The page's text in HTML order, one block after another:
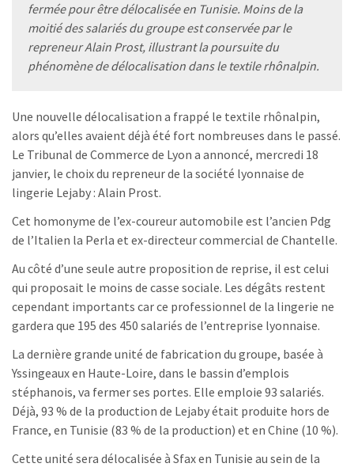
fermée pour être délocalisée en Tunisie. Moins de la
moitié des salariés du groupe est conservée par le
repreneur Alain Prost, illustrant la poursuite du
phénomène de délocalisation dans le textile rhônalpin.
Une nouvelle délocalisation a frappé le textile rhônalpin,
alors qu’elles avaient déjà été fort nombreuses dans le passé.
Le Tribunal de Commerce de Lyon a annoncé, mercredi 18
janvier, le choix du repreneur de la société lyonnaise de
lingerie Lejaby : Alain Prost.
Cet homonyme de l’ex-coureur automobile est l’ancien Pdg
de l’Italien la Perla et ex-directeur commercial de Chantelle.
Au côté d’une seule autre proposition de reprise, il est celui
qui proposait le moins de casse sociale. Les dégâts restent
cependant importants car ce professionnel de la lingerie ne
gardera que 195 des 450 salariés de l’entreprise lyonnaise.
La dernière grande unité de fabrication du groupe, basée à
Yssingeaux en Haute-Loire, dans le bassin d’emplois
stéphanois, va fermer ses portes. Elle emploie 93 salariés.
Déjà, 93 % de la production de Lejaby était produite hors de
France, en Tunisie (83 % de la production) et en Chine (10 %).
Cette unité sera délocalisée à Sfax en Tunisie au sein de la